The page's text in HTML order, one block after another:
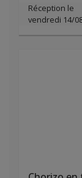
Réception le
vendredi 14/